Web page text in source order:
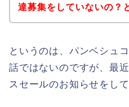
達募集をしていないの？
というのは、パンベシュ
話ではないのですが、最
スセールのお知らせをし